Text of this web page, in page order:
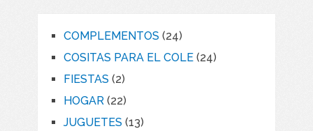
COMPLEMENTOS 2424
productos
COSITAS PARA EL COLE 2424
FIESTAS 22
productos
HOGAR 2222
productos
JUGUETES 1313